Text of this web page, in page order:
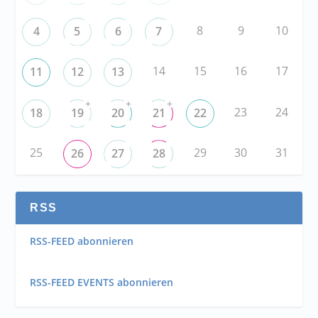
4 5 6 7 8 9 10
11 12 13 14 15 16 17
18 19
+
20
+
21
+
22 23 24
25 26 27 28 29 30 31
RSS
RSS-FEED abonnieren
RSS-FEED EVENTS abonnieren